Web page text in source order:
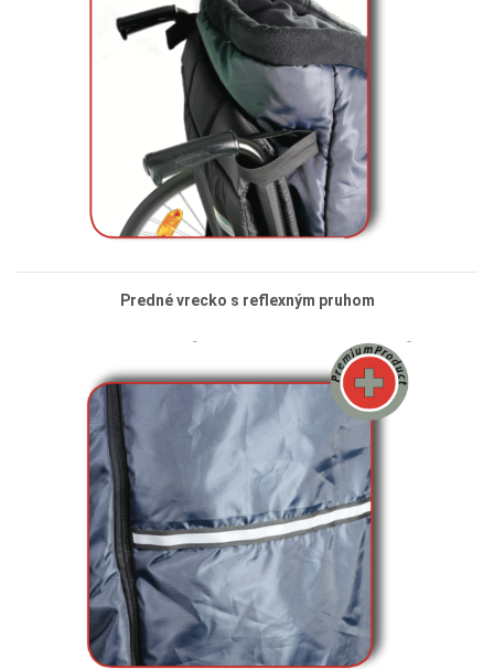
Predné vrecko s reflexným pruhom